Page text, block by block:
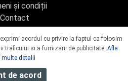
și condiții
Contact
SRL - toate drepturile rezervate
CUI: 42925428
acordul cu privire la faptul ca folosim
traficului si a furnizarii de publicitate. Afla
multe detalii
de acord